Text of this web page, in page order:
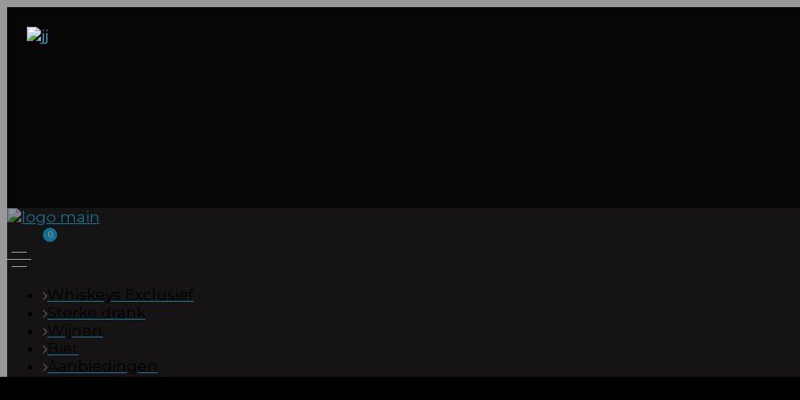
0
Whiskeys Exclusief
Sterke drank
Wijnen
Bier
Aanbiedingen